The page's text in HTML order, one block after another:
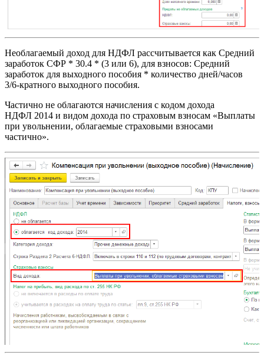
Необлагаемый доход для НДФЛ рассчитывается как Средний
заработок СФР * 30.4 * (3 или 6), для взносов: Средний
заработок для выходного пособия * количество дней/часов
3/6-кратного выходного пособия.
Частично не облагаются начисления с кодом дохода
НДФЛ 2014 и видом дохода по страховым взносам «Выплаты
при увольнении, облагаемые страховыми взносами
частично».